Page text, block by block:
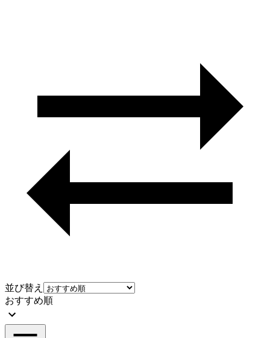
並び替え
おすすめ順